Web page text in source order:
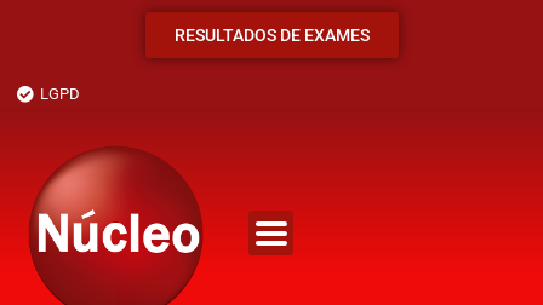
RESULTADOS DE EXAMES
LGPD